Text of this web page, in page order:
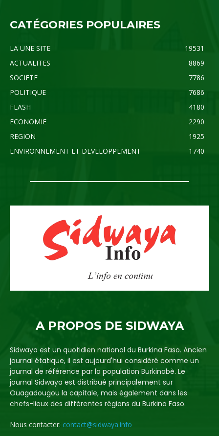
CATÉGORIES POPULAIRES
LA UNE SITE
19531
ACTUALITES
8869
SOCIETE
7786
POLITIQUE
7686
FLASH
4180
ECONOMIE
2290
REGION
1925
ENVIRONNEMENT ET DEVELOPPEMENT
1740
A PROPOS DE SIDWAYA
Sidwaya est un quotidien national du Burkina Faso. Ancien
journal étatique, il est aujourd'hui considéré comme un
journal de référence par la population Burkinabè. Le
journal Sidwaya est distribué principalement sur
Ouagadougou la capitale, mais également dans les
chefs-lieux des différentes régions du Burkina Faso.
Nous contacter: contact@sidwaya.info